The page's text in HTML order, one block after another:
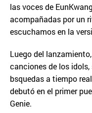
las voces de
acompañadas por un
escuchamos en la
Luego del
canciones de los
bsquedas a tiempo
debutó en el primer
Genie.